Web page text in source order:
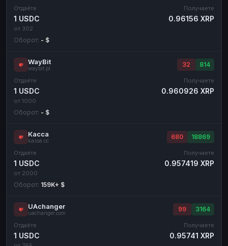
Отдаёте
1 USDC
от 302
Получаете
0.96156 XRP
Оборот: - $
WayBit
waybit.pl
32 814
Отдаёте
1 USDC
от 1000
Получаете
0.960926 XRP
Оборот: - $
Касса
kassa.cc
680 18869
Отдаёте
1 USDC
от 2000
Получаете
0.957419 XRP
Оборот: 159K+ $
UAchanger
uachanger.com
99 3164
Отдаёте
1 USDC
Получаете
0.95741 XRP